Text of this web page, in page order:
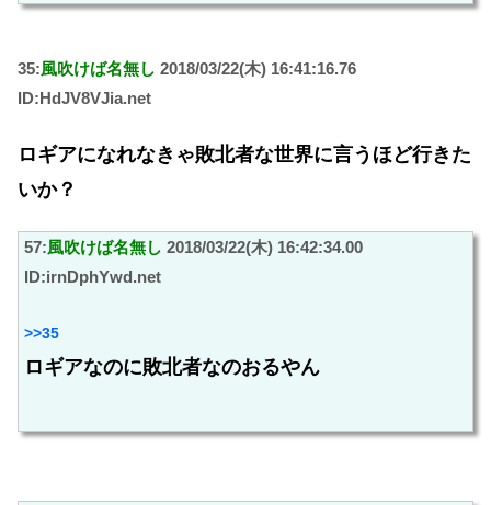
35:風吹けば名無し 2018/03/22(木) 16:41:16.76
ID:HdJV8VJia.net
ロギアになれなきゃ敗北者な世界に言うほど行きた
いか？
57:風吹けば名無し 2018/03/22(木) 16:42:34.00
ID:irnDphYwd.net
>>35
ロギアなのに敗北者なのおるやん